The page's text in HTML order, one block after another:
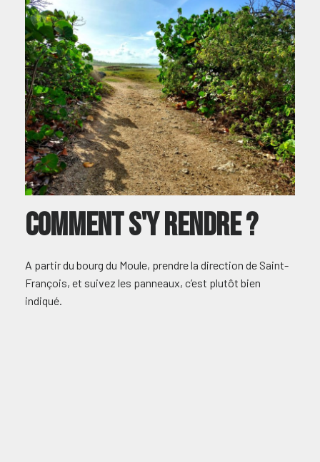
COmment s'y rendre ?
A partir du bourg du Moule, prendre la direction de Saint-
François, et suivez les panneaux, c’est plutôt bien
indiqué.